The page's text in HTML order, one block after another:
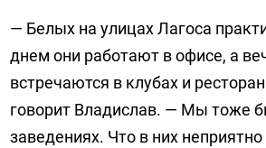
— Белых на улицах Лагоса
днем они работают в офисе, а
встречаются в клубах и
говорит Владислав. — Мы тоже
заведениях. Что в них